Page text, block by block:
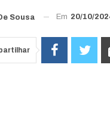
Sousa Em 20/10/